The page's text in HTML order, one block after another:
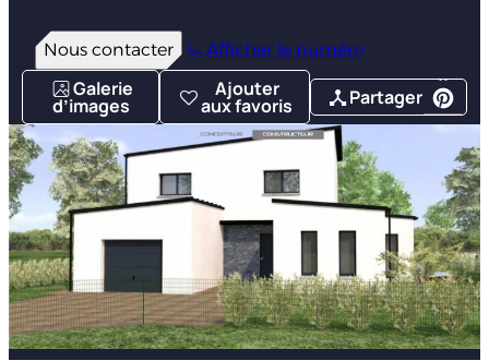
Nous contacter Afficher le numéro
Galerie
d’images
Ajouter
aux favoris Partager